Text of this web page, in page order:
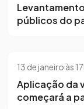
públicos do
13 de janeiro às
Aplicação da
começará a